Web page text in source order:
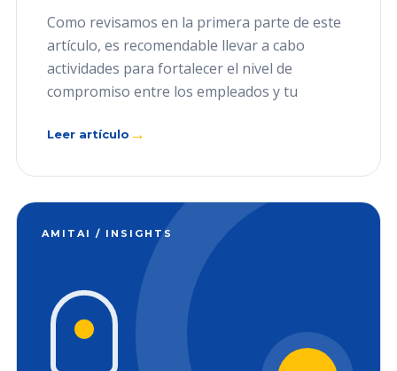
Como revisamos en la primera parte de este
artículo, es recomendable llevar a cabo
actividades para fortalecer el nivel de
compromiso entre los empleados y tu
Leer artículo →
AMITAI / INSIGHTS